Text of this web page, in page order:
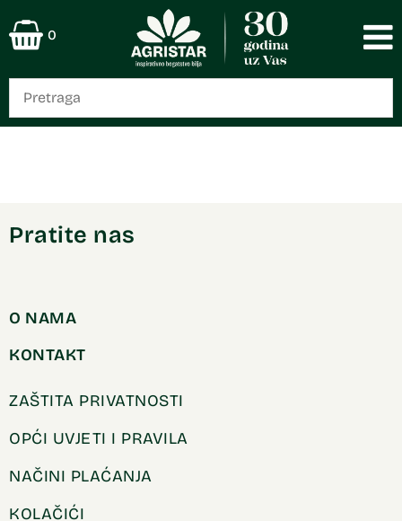
0
Pratite nas
O NAMA
KONTAKT
ZAŠTITA PRIVATNOSTI
OPĆI UVJETI I PRAVILA
NAČINI PLAĆANJA
KOLAČIĆI